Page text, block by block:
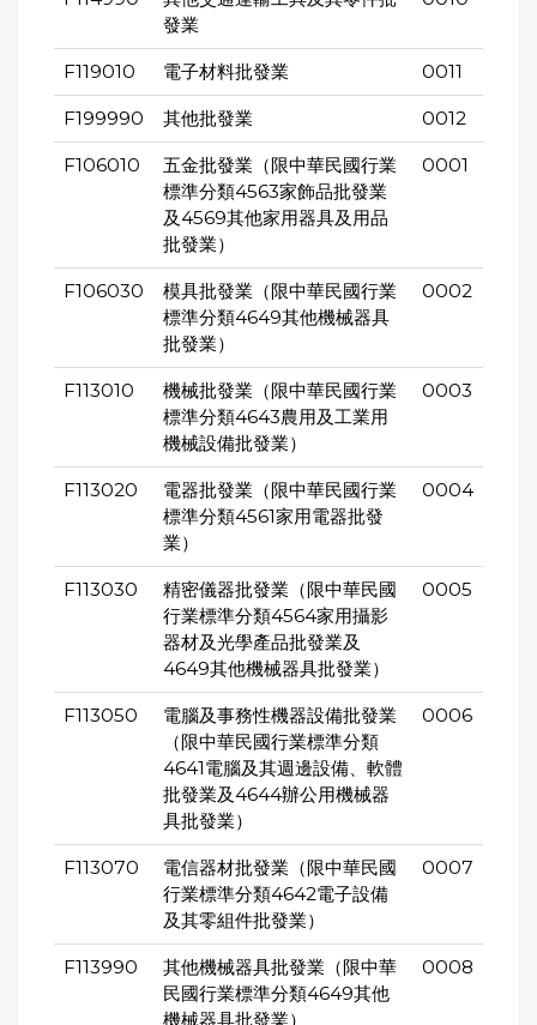
發業
F119010 電子材料批發業 0011
F199990 其他批發業 0012
F106010
五金批發業（限中華民國行業
標準分類4563家飾品批發業
及4569其他家用器具及用品
批發業）
0001
F106030
模具批發業（限中華民國行業
標準分類4649其他機械器具
批發業）
0002
F113010
機械批發業（限中華民國行業
標準分類4643農用及工業用
機械設備批發業）
0003
F113020
電器批發業（限中華民國行業
標準分類4561家用電器批發
業）
0004
F113030
精密儀器批發業（限中華民國
行業標準分類4564家用攝影
器材及光學產品批發業及
4649其他機械器具批發業）
0005
F113050
電腦及事務性機器設備批發業
（限中華民國行業標準分類
4641電腦及其週邊設備、軟體
批發業及4644辦公用機械器
具批發業）
0006
F113070
電信器材批發業（限中華民國
行業標準分類4642電子設備
及其零組件批發業）
0007
F113990
其他機械器具批發業（限中華
民國行業標準分類4649其他
機械器具批發業）
0008